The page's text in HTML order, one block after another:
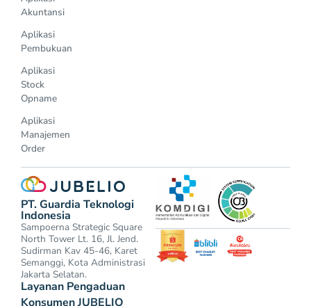
Akuntansi
Aplikasi
Pembukuan
Aplikasi
Stock
Opname
Aplikasi
Manajemen
Order
PT. Guardia Teknologi
Indonesia
Sampoerna Strategic Square
North Tower Lt. 16, Jl. Jend.
Sudirman Kav 45-46, Karet
Semanggi, Kota Administrasi
Jakarta Selatan.
Layanan Pengaduan
Konsumen JUBELIO